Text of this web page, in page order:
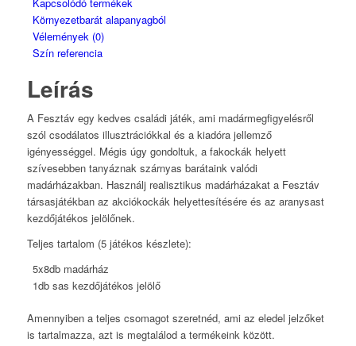
Környezetbarát alapanyagból
Vélemények (0)
Szín referencia
Leírás
A Fesztáv egy kedves családi játék, ami madármegfigyelésről
szól csodálatos illusztrációkkal és a kiadóra jellemző
igényességgel. Mégis úgy gondoltuk, a fakockák helyett
szívesebben tanyáznak szárnyas barátaink valódi
madárházakban. Használj realisztikus madárházakat a Fesztáv
társasjátékban az akciókockák helyettesítésére és az aranysast
kezdőjátékos jelölőnek.
Teljes tartalom (5 játékos készlete):
5x8db madárház
1db sas kezdőjátékos jelölő
Amennyiben a teljes csomagot szeretnéd, ami az eledel jelzőket
is tartalmazza, azt is megtalálod a termékeink között.